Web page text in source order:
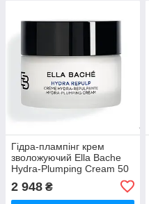
Гідра-плампінг крем
зволожуючий Ella Bache
Hydra-Plumping Cream 50
2 948 ₴